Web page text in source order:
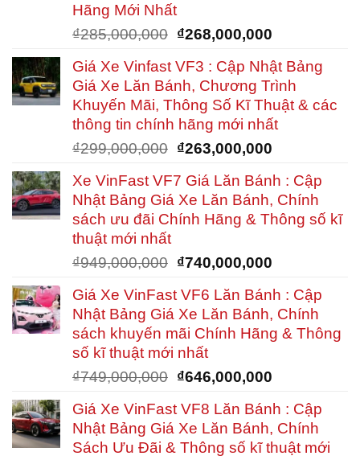
Hãng Mới Nhất
₫285,000,000 Giá
là:
₫285,000,000.
₫268,000,000Giá
tại
là:
Giá Xe Vinfast VF3 : Cập Nhật Bảng
Giá Xe Lăn Bánh, Chương Trình
Khuyến Mãi, Thông Số Kĩ Thuật & các
thông tin chính hãng mới nhất
₫299,000,000 Giá
là:
₫299,000,000.
₫263,000,000Giá
tại
là:
Xe VinFast VF7 Giá Lăn Bánh : Cập
Nhật Bảng Giá Xe Lăn Bánh, Chính
sách ưu đãi Chính Hãng & Thông số kĩ
thuật mới nhất
₫949,000,000 Giá
là:
₫949,000,000.
₫740,000,000Giá
tại
là:
Giá Xe VinFast VF6 Lăn Bánh : Cập
Nhật Bảng Giá Xe Lăn Bánh, Chính
sách khuyến mãi Chính Hãng & Thông
số kĩ thuật mới nhất
₫749,000,000 Giá
là:
₫749,000,000.
₫646,000,000Giá
tại
là:
Giá Xe VinFast VF8 Lăn Bánh : Cập
Nhật Bảng Giá Xe Lăn Bánh, Chính
Sách Ưu Đãi & Thông số kĩ thuật mới